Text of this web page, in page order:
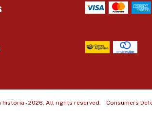
- 2026. All rights reserved. Consumers